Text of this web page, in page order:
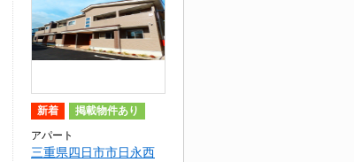
新着 掲載物件あり
アパート
三重県四日市市日永西